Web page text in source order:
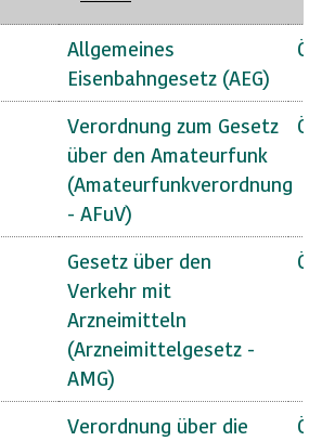
Allgemeines
Eisenbahngesetz (AEG)
Verordnung zum Gesetz
über den Amateurfunk
(Amateurfunkverordnung
- AFuV)
Gesetz über den
Verkehr mit
Arzneimitteln
(Arzneimittelgesetz -
AMG)
Verordnung über die